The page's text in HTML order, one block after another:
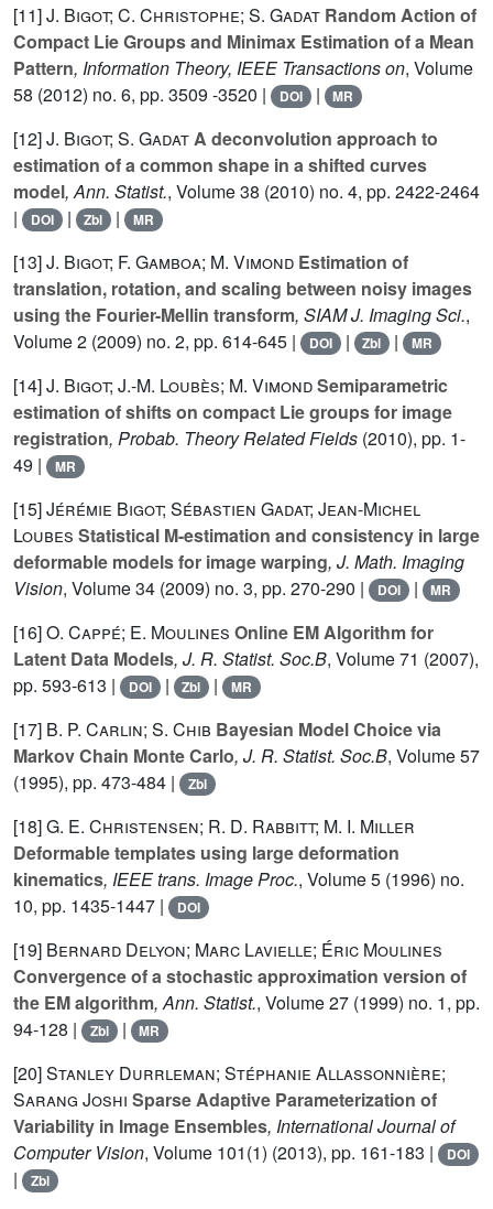
[11]J. Bigot; C. Christophe; S. Gadat Random Action of
Compact Lie Groups and Minimax Estimation of a Mean
Pattern, Information Theory, IEEE Transactions on, Volume
58 (2012) no. 6, pp. 3509 -3520 | DOI | MR
[12]J. Bigot; S. GadatA deconvolution approach to
estimation of a common shape in a shifted curves
model, Ann. Statist., Volume 38 (2010) no. 4, pp. 2422-2464
|
DOI | Zbl | MR
[13]J. Bigot; F. Gamboa; M. Vimond Estimation of
translation, rotation, and scaling between noisy images
using the Fourier-Mellin transform, SIAM J. Imaging Sci.,
Volume 2 (2009) no. 2, pp. 614-645 | DOI | Zbl | MR
[14]J. Bigot; J.-M. Loubès; M. VimondSemiparametric
estimation of shifts on compact Lie groups for image
registration, Probab. Theory Related Fields (2010), pp. 1-
49 |
MR
[15]Jérémie Bigot; Sébastien Gadat; Jean-Michel
Loubes Statistical M-estimation and consistency in large
deformable models for image warping, J. Math. Imaging
Vision, Volume 34 (2009) no. 3, pp. 270-290 | DOI | MR
[16]O. Cappé; E. Moulines Online EM Algorithm for
Latent Data Models, J. R. Statist. Soc.B, Volume 71 (2007),
pp. 593-613 |
DOI | Zbl | MR
[17] B. P. Carlin; S. Chib Bayesian Model Choice via
Markov Chain Monte Carlo, J. R. Statist. Soc.B, Volume 57
(1995), pp. 473-484 |
Zbl
[18]G. E. Christensen; R. D. Rabbitt; M. I. Miller
Deformable templates using large deformation
kinematics, IEEE trans. Image Proc., Volume 5 (1996) no.
10, pp. 1435-1447 |
DOI
[19] Bernard Delyon; Marc Lavielle; Éric Moulines
Convergence of a stochastic approximation version of
the EM algorithm, Ann. Statist., Volume 27 (1999) no. 1, pp.
94-128 |
Zbl | MR
[20]Stanley Durrleman; Stéphanie Allassonnière;
Sarang Joshi Sparse Adaptive Parameterization of
Variability in Image Ensembles, International Journal of
Computer Vision, Volume 101(1) (2013), pp. 161-183 | DOI
| Zbl